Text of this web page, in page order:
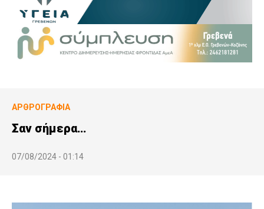
ΑΡΘΡΟΓΡΑΦΊΑ
Σαν σήμερα…
07/08/2024 - 01:14